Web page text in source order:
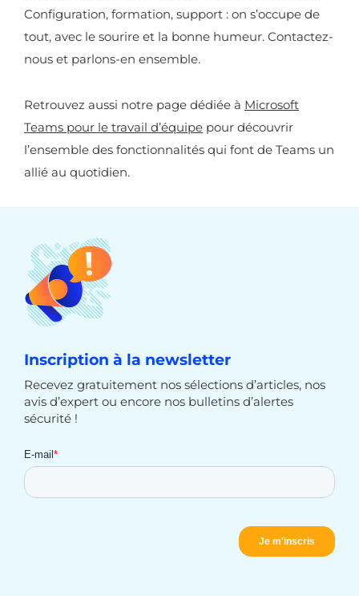
Configuration, formation, support : on s’occupe de
tout, avec le sourire et la bonne humeur. Contactez-
nous et parlons-en ensemble.
Retrouvez aussi notre page dédiée à Microsoft
Teams pour le travail d’équipe pour découvrir
l’ensemble des fonctionnalités qui font de Teams un
allié au quotidien.
Inscription à la newsletter
Recevez gratuitement nos sélections d’articles, nos
avis d’expert ou encore nos bulletins d’alertes
sécurité !